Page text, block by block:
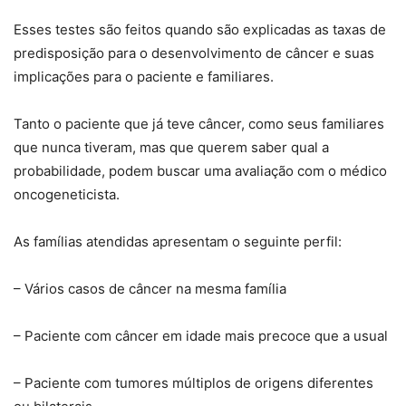
Esses testes são feitos quando são explicadas as taxas de
predisposição para o desenvolvimento de câncer e suas
implicações para o paciente e familiares.
Tanto o paciente que já teve câncer, como seus familiares
que nunca tiveram, mas que querem saber qual a
probabilidade, podem buscar uma avaliação com o médico
oncogeneticista.
As famílias atendidas apresentam o seguinte perfil:
– Vários casos de câncer na mesma família
– Paciente com câncer em idade mais precoce que a usual
– Paciente com tumores múltiplos de origens diferentes